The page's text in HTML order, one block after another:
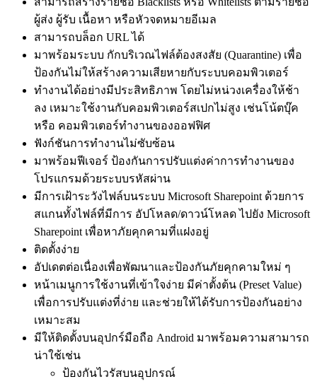
ผู้ส่ง ผู้รับ เนื้อหา หรือหัวจดหมายอีเมล
สามารถบล็อก URL ได้
มาพร้อมระบบ กักบริเวณไฟล์ต้องสงสัย (Quarantine) เพื่อ
ป้องกันไม่ให้สร้างความเสียหายกับระบบคอมพิวเตอร์
ทำงานได้อย่างมีประสิทธิภาพ โดยไม่หน่วงเครื่องให้ช้า
ลง เหมาะใช้งานกับคอมพิวเตอร์สเปกไม่สูง เช่นโน้ตบุ๊ค
หรือ คอมพิวเตอร์ทำงานของออฟฟิศ
ฟังก์ชันการทำงานไม่ซับซ้อน
มาพร้อมฟีเจอร์ ป้องกันการปรับแต่งค่าการทำงานของ
โปรแกรมด้วยระบบรหัสผ่าน
มีการเฝ้าระวังไฟล์บนระบบ Microsoft Sharepoint ด้วยการ
สแกนทั้งไฟล์ที่มีการ อัปโหลด/ดาวน์โหลด ไปยัง Microsoft
Sharepoint เพื่อหาภัยคุกคามที่แฝงอยู่
ติดตั้งง่าย
อัปเดตต่อเนื่องเพื่อพัฒนาและป้องกันภัยคุกคามใหม่ ๆ
หน้าเมนูการใช้งานที่เข้าใจง่าย มีค่าตั้งต้น (Preset Value)
เพื่อการปรับแต่งที่ง่าย และช่วยให้ได้รับการป้องกันอย่าง
เหมาะสม
มีให้ติดตั้งบนอุปกร์มือถือ Android มาพร้อมความสามารถ
น่าใช้เช่น
ป้องกันไวรัสบนอุปกรณ์